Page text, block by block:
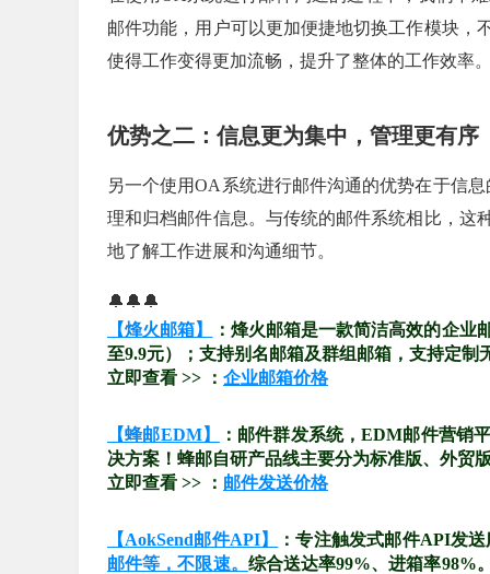
邮件功能，用户可以更加便捷地切换工作模块，
使得工作变得更加流畅，提升了整体的工作效率
优势之二：信息更为集中，管理更有序
另一个使用OA系统进行邮件沟通的优势在于信
理和归档邮件信息。与传统的邮件系统相比，这
地了解工作进展和沟通细节。
🔔🔔🔔
【烽火邮箱】
：烽火邮箱是一款简洁高效的企
至9.9元）；支持别名邮箱及群组邮箱，支持定
立即查看 >> ： 企业邮箱价格
【蜂邮EDM】
：邮件群发系统，EDM邮件营销
决方案！蜂邮自研产品线主要分为标准版、外贸
立即查看 >> ： 邮件发送价格
【AokSend邮件API】
：专注触发式邮件API发
邮件等，不限速。 综合送达率99%、进箱率98%